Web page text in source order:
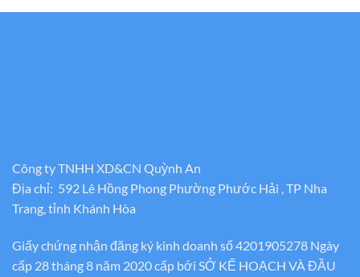
750.000₫
Công ty TNHH XD&CN Quỳnh An
Địa chỉ: 592 Lê Hồng Phong Phường Phước Hải , TP Nha
Trang, tỉnh Khánh Hòa
Giấy chứng nhận đăng ký kinh doanh số 4201905278 Ngày
cấp 28 tháng 8 năm 2020 cấp bới SỞ KẾ HOẠCH VÀ ĐẦU